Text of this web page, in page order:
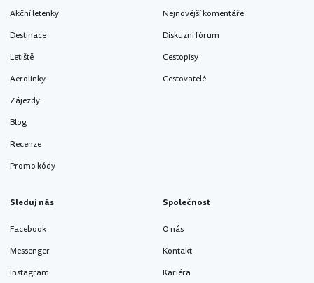
Akční letenky
Destinace
Letiště
Aerolinky
Zájezdy
Blog
Recenze
Promo kódy
Nejnovější komentáře
Diskuzní fórum
Cestopisy
Cestovatelé
Sleduj nás
Facebook
Messenger
Instagram
Společnost
O nás
Kontakt
Kariéra